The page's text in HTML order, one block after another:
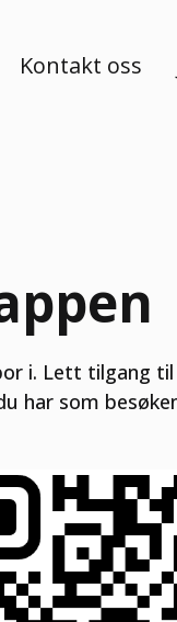
Kontakt oss
i. Lett tilgang
har som